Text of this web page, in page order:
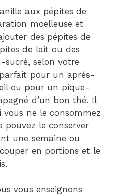
aux pépites de
moelleuse et
des pépites de
de lait ou des
selon votre
pour un après-
ou pour un pique-
d’un bon thé. Il
ne le consommez
pouvez le conserver
une semaine ou
en portions et le
vous enseignons